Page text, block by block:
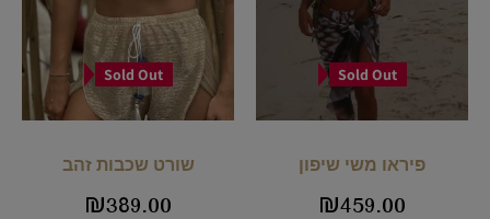
Sold Out
פיראו משי שיפון
₪459.00
Sold Out
שורט שכבות זהב
₪389.00